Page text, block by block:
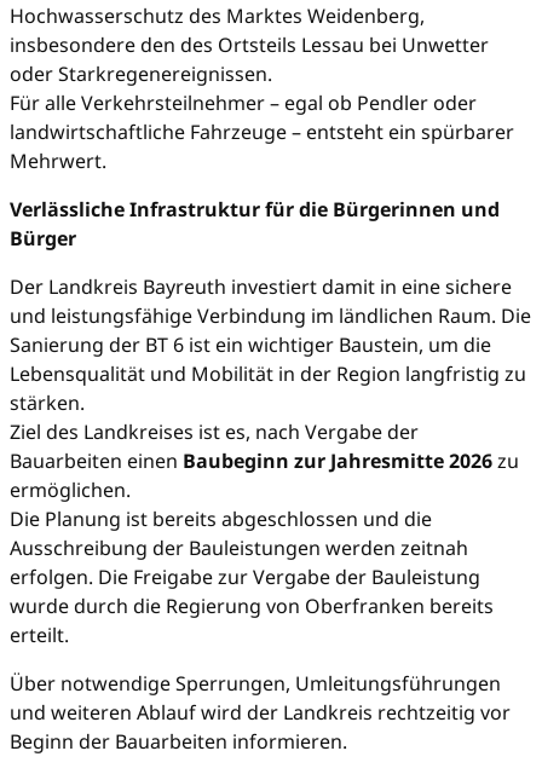
Hochwasserschutz des Marktes Weidenberg,
insbesondere den des Ortsteils Lessau bei Unwetter
oder Starkregenereignissen.
Für alle Verkehrsteilnehmer – egal ob Pendler oder
landwirtschaftliche Fahrzeuge – entsteht ein spürbarer
Mehrwert.
Verlässliche Infrastruktur für die Bürgerinnen und
Bürger
Der Landkreis Bayreuth investiert damit in eine sichere
und leistungsfähige Verbindung im ländlichen Raum. Die
Sanierung der BT 6 ist ein wichtiger Baustein, um die
Lebensqualität und Mobilität in der Region langfristig zu
stärken.
Ziel des Landkreises ist es, nach Vergabe der
Bauarbeiten einen Baubeginn zur Jahresmitte 2026zu
ermöglichen.
Die Planung ist bereits abgeschlossen und die
Ausschreibung der Bauleistungen werden zeitnah
erfolgen. Die Freigabe zur Vergabe der Bauleistung
wurde durch die Regierung von Oberfranken bereits
erteilt.
Über notwendige Sperrungen, Umleitungsführungen
und weiteren Ablauf wird der Landkreis rechtzeitig vor
Beginn der Bauarbeiten informieren.